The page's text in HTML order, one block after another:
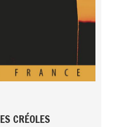
CRÉOLES